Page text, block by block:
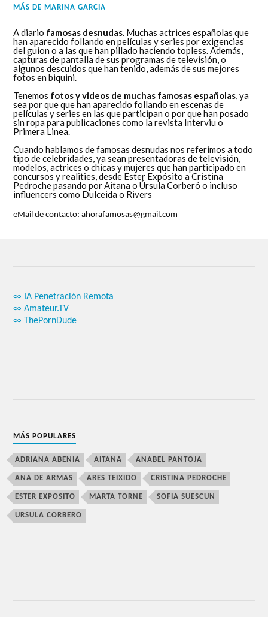
MÁS DE MARINA GARCIA
A diario famosas desnudas. Muchas actrices españolas que
han aparecido follando en películas y series por exigencias
del guion o a las que han pillado haciendo topless. Además,
capturas de pantalla de sus programas de televisión, o
algunos descuidos que han tenido, además de sus mejores
fotos en biquini.
Tenemos fotos y videos de muchas famosas españolas, ya
sea por que que han aparecido follando en escenas de
películas y series en las que participan o por que han posado
sin ropa para publicaciones como la revista Interviu o
Primera Linea.
Cuando hablamos de famosas desnudas nos referimos a todo
tipo de celebridades, ya sean presentadoras de televisión,
modelos, actrices o chicas y mujeres que han participado en
concursos y realities, desde Ester Expósito a Cristina
Pedroche pasando por Aitana o Úrsula Corberó o incluso
influencers como Dulceida o Rivers
eMail de contacto: ahorafamosas@gmail.com
∞ IA Penetración Remota
∞ Amateur.TV
∞ ThePornDude
MÁS POPULARES
ADRIANA ABENIA AITANA ANABEL PANTOJA
ANA DE ARMAS ARES TEIXIDO CRISTINA PEDROCHE
ESTER EXPOSITO MARTA TORNE SOFIA SUESCUN
URSULA CORBERO